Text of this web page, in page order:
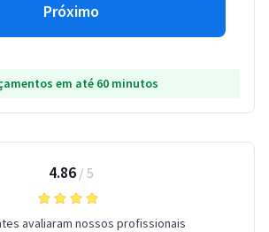
Próximo
em até 60 minutos
4.86/ 5
avaliaram nossos profissionais